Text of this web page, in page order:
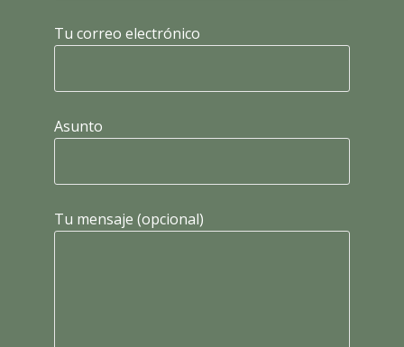
Tu correo electrónico
Asunto
Tu mensaje (opcional)